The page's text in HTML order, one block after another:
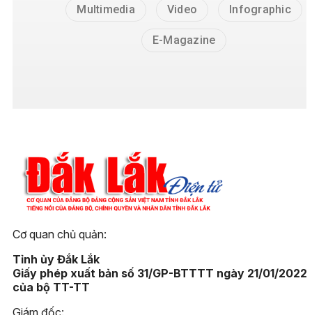
Multimedia Video Infographic
E-Magazine
Cơ quan chủ quản:
Tỉnh ủy Đắk Lắk
Giấy phép xuất bản số 31/GP-BTTTT ngày 21/01/2022
của bộ TT-TT
Giám đốc: